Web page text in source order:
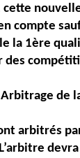
compte
la 1ère
des
de
arbitrés